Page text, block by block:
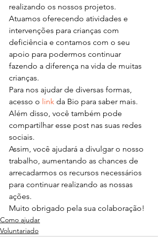
realizando os nossos projetos.
Atuamos oferecendo atividades e
intervenções para crianças com
deficiência e contamos com o seu
apoio para podermos continuar
fazendo a diferença na vida de muitas
crianças.
Para nos ajudar de diversas formas,
acesso o link da Bio para saber mais.
Além disso, você também pode
compartilhar esse post nas suas redes
sociais.
Assim, você ajudará a divulgar o nosso
trabalho, aumentando as chances de
arrecadarmos os recursos necessários
para continuar realizando as nossas
ações.
Muito obrigado pela sua colaboração!
Como ajudar
Voluntariado